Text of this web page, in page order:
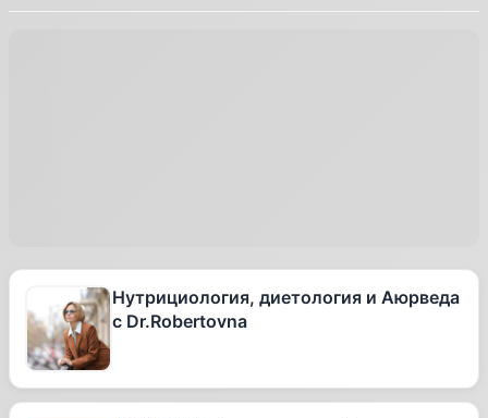
Нутрициология, диетология и Аюрведа
с Dr.Robertovna